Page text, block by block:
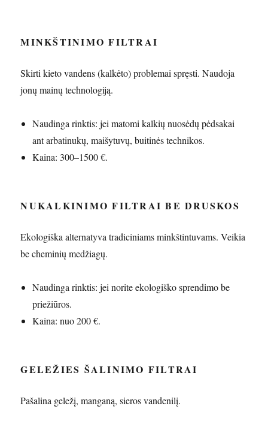
MINKŠTINIMO FILTRAI
Skirti kieto vandens (kalkėto) problemai spręsti. Naudoja
jonų mainų technologiją.
Naudinga rinktis: jei matomi kalkių nuosėdų pėdsakai
ant arbatinukų, maišytuvų, buitinės technikos.
Kaina: 300–1500 €.
NUKALKINIMO FILTRAI BE DRUSKOS
Ekologiška alternatyva tradiciniams minkštintuvams. Veikia
be cheminių medžiagų.
Naudinga rinktis: jei norite ekologiško sprendimo be
priežiūros.
Kaina: nuo 200 €.
GELEŽIES ŠALINIMO FILTRAI
Pašalina geležį, manganą, sieros vandenilį.